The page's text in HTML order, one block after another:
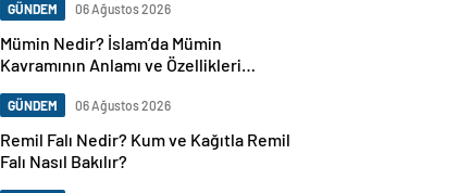
GÜNDEM 06 Ağustos 2026
Mümin Nedir? İslam’da Mümin
Kavramının Anlamı ve Özellikleri
GÜNDEM 06 Ağustos 2026
Remil Falı Nedir? Kum ve Kağıtla Remil
Falı Nasıl Bakılır?